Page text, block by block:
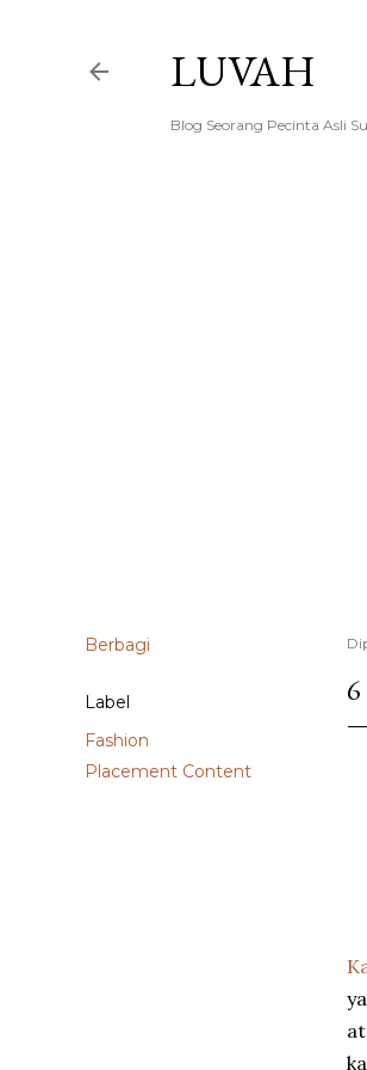
LUVAH
Blog Seorang Pecinta Asli
Berbagi
Label
Fashion
Placement Content